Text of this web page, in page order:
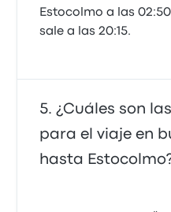
Estocolmo a las
sale a las 20:15.
¿Cuáles son
para el viaje en
hasta